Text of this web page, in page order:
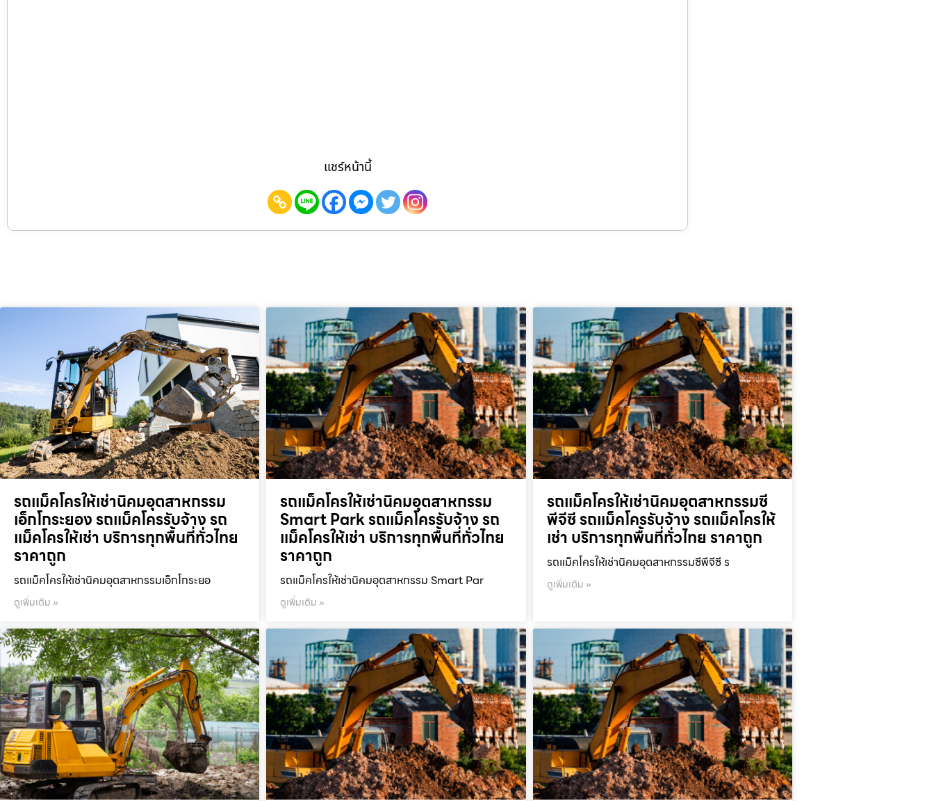
แชร์หน้านี้
รถแม็คโครให้เช่านิคมอุตสาหกรรม
เอ็กโกระยอง รถแม็คโครรับจ้าง รถ
แม็คโครให้เช่า บริการทุกพื้นที่ทั่วไทย
ราคาถูก
รถแม็คโครให้เช่านิคมอุตสาหกรรมเอ็กโกระยอ
ดูเพิ่มเติม »
รถแม็คโครให้เช่านิคมอุตสาหกรรม
Smart Park รถแม็คโครรับจ้าง รถ
แม็คโครให้เช่า บริการทุกพื้นที่ทั่วไทย
ราคาถูก
รถแม็คโครให้เช่านิคมอุตสาหกรรม Smart Par
ดูเพิ่มเติม »
รถแม็คโครให้เช่านิคมอุตสาหกรรมซี
พีจีซี รถแม็คโครรับจ้าง รถแม็คโครให้
เช่า บริการทุกพื้นที่ทั่วไทย ราคาถูก
รถแม็คโครให้เช่านิคมอุตสาหกรรมซีพีจีซี ร
ดูเพิ่มเติม »